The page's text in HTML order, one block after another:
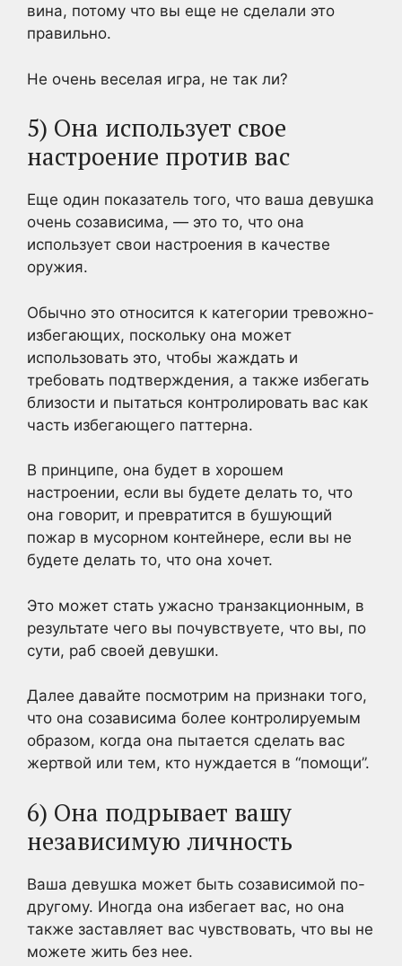
вина, потому что вы еще не сделали это
правильно.
Не очень веселая игра, не так ли?
5) Она использует свое
настроение против вас
Еще один показатель того, что ваша девушка
очень созависима, — это то, что она
использует свои настроения в качестве
оружия.
Обычно это относится к категории тревожно-
избегающих, поскольку она может
использовать это, чтобы жаждать и
требовать подтверждения, а также избегать
близости и пытаться контролировать вас как
часть избегающего паттерна.
В принципе, она будет в хорошем
настроении, если вы будете делать то, что
она говорит, и превратится в бушующий
пожар в мусорном контейнере, если вы не
будете делать то, что она хочет.
Это может стать ужасно транзакционным, в
результате чего вы почувствуете, что вы, по
сути, раб своей девушки.
Далее давайте посмотрим на признаки того,
что она созависима более контролируемым
образом, когда она пытается сделать вас
жертвой или тем, кто нуждается в “помощи”.
6) Она подрывает вашу
независимую личность
Ваша девушка может быть созависимой по-
другому. Иногда она избегает вас, но она
также заставляет вас чувствовать, что вы не
можете жить без нее.